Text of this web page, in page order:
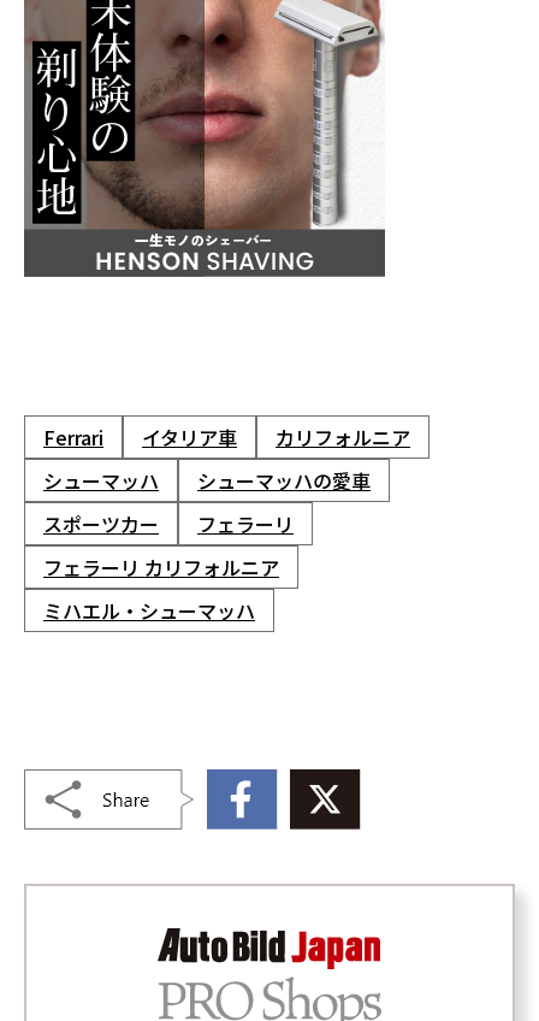
Ferrari イタリア車
カリフォルニア
シューマッハ
シューマッハの愛車
スポーツカー
フェラーリ
フェラーリ カリフォルニア
ミハエル・シューマッハ